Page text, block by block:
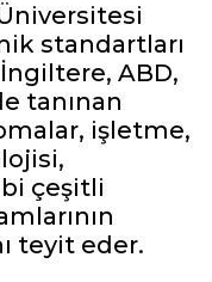
standartları
ABD,
tanınan
işletme,
çeşitli
teyit eder.